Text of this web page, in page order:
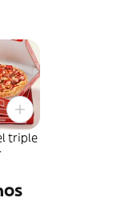
triple